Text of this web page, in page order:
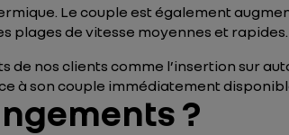
Le couple est également
plages de vitesse moyennes et rapides.
de nos clients comme l’insertion sur
à son couple immédiatement
?